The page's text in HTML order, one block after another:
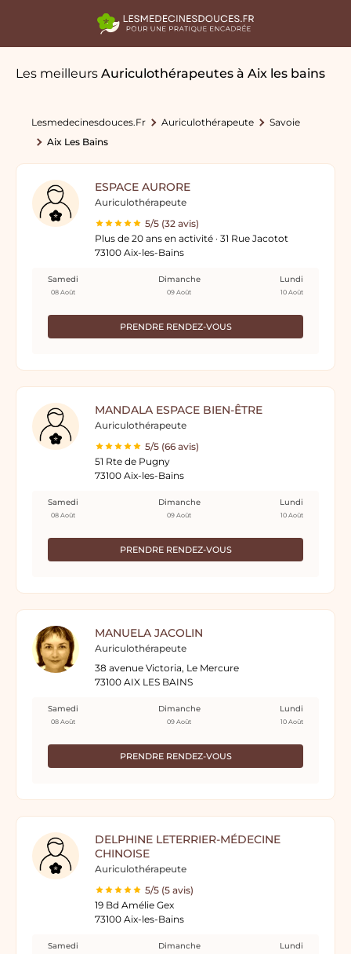
Les meilleurs Auriculothérapeutes à Aix les bains
Lesmedecinesdouces.fr Auriculothérapeute
Savoie
Aix Les Bains
ESPACE AURORE
Auriculothérapeute
5/5 (32 avis)
Plus de 20 ans en activité · 31 Rue Jacotot
73100 Aix-les-Bains
PRENDRE RENDEZ-VOUS
Samedi
08 Août
Dimanche
09 Août
Lundi
10 Août
MANDALA ESPACE BIEN-ÊTRE
Auriculothérapeute
5/5 (66 avis)
51 Rte de Pugny
73100 Aix-les-Bains
PRENDRE RENDEZ-VOUS
Samedi
08 Août
Dimanche
09 Août
Lundi
10 Août
MANUELA JACOLIN
Auriculothérapeute
38 avenue Victoria, Le Mercure
73100 AIX LES BAINS
PRENDRE RENDEZ-VOUS
Samedi
08 Août
Dimanche
09 Août
Lundi
10 Août
DELPHINE LETERRIER-MÉDECINE
CHINOISE
Auriculothérapeute
5/5 (5 avis)
19 Bd Amélie Gex
73100 Aix-les-Bains
Samedi Dimanche Lundi